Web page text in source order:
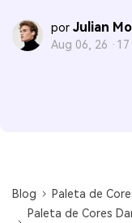
por Julian
Aug 06, 26 · 17
Blog
Paleta de
Paleta de Cores